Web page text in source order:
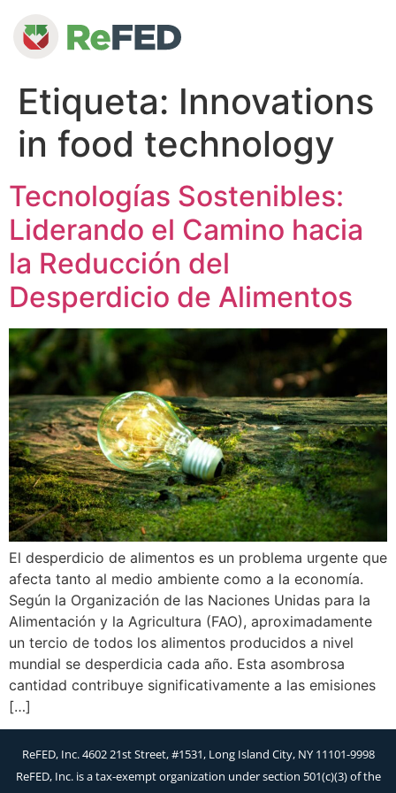
Etiqueta: Innovations
in food technology
Tecnologías Sostenibles:
Liderando el Camino hacia
la Reducción del
Desperdicio de Alimentos
El desperdicio de alimentos es un problema urgente que
afecta tanto al medio ambiente como a la economía.
Según la Organización de las Naciones Unidas para la
Alimentación y la Agricultura (FAO), aproximadamente
un tercio de todos los alimentos producidos a nivel
mundial se desperdicia cada año. Esta asombrosa
cantidad contribuye significativamente a las emisiones
[…]
ReFED, Inc. 4602 21st Street, #1531, Long Island City, NY 11101-9998
ReFED, Inc. is a tax-exempt organization under section 501(c)(3) of the